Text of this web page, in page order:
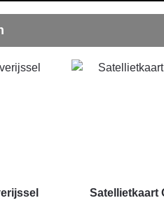
Satellietkaart